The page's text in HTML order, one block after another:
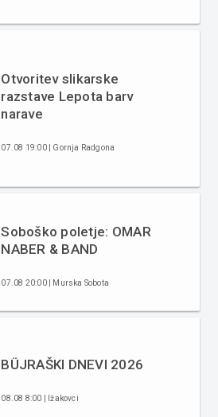
Otvoritev slikarske
razstave Lepota barv
narave
07.08 19:00 | Gornja Radgona
Soboško poletje: OMAR
NABER & BAND
07.08 20:00 | Murska Sobota
BÜJRAŠKI DNEVI 2026
08.08 8:00 | Ižakovci